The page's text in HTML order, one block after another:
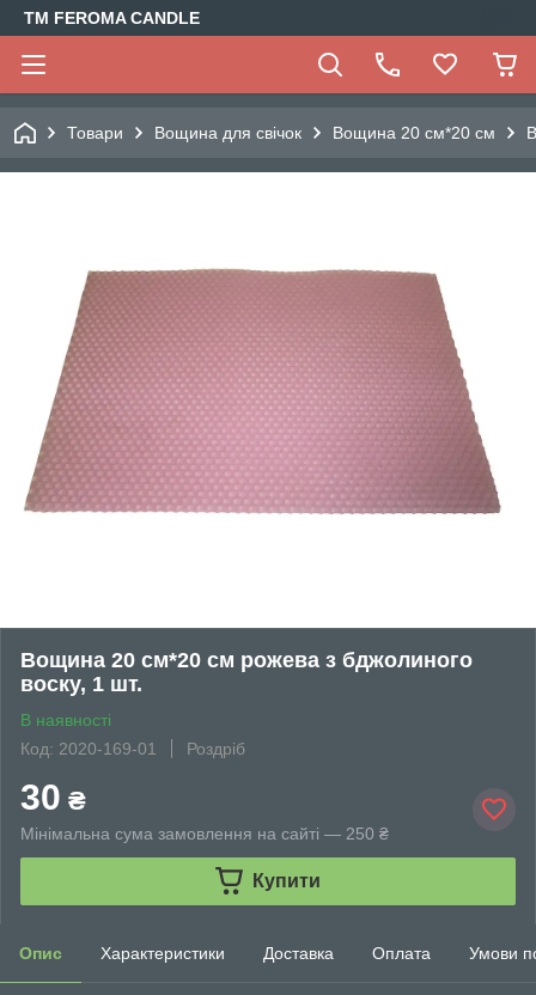
TM FEROMA CANDLE
Товари Вощина для свічок Вощина 20 см*20 см
Вощина 20 см*20 см рожева з бджолиного
воску, 1 шт.
В наявності
Код: 2020-169-01
Роздріб
30 ₴
Мінімальна сума замовлення на сайті — 250 ₴
Купити
Опис Характеристики Доставка Оплата Умови